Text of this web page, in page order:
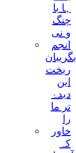
ہا با
چنگ
و نی
انجم
بگریبان
ریخت
این
دیدۂ
تر ما
را
خاور
کہ